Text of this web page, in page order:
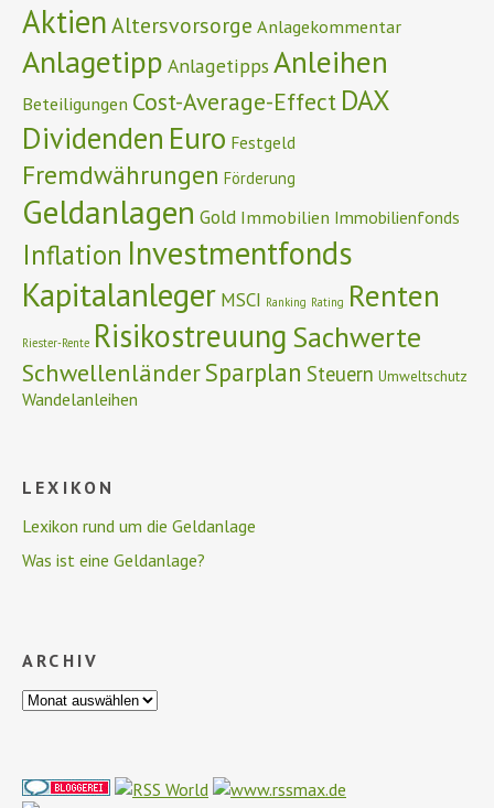
Aktien Altersvorsorge Anlagekommentar
Anlagetipp Anlagetipps Anleihen
Beteiligungen Cost-Average-Effect DAX
Dividenden Euro Festgeld
Fremdwährungen Förderung
Geldanlagen Gold Immobilien Immobilienfonds
Inflation Investmentfonds
Kapitalanleger MSCI Ranking Rating Renten
Riester-Rente Risikostreuung Sachwerte
SchwellenländerSparplan Steuern Umweltschutz
Wandelanleihen
LEXIKON
Lexikon rund um die Geldanlage
Was ist eine Geldanlage?
ARCHIV